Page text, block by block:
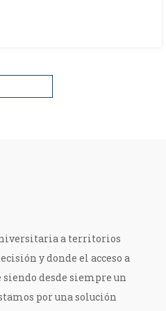
a territorios
y donde el acceso a
desde siempre un
por una solución